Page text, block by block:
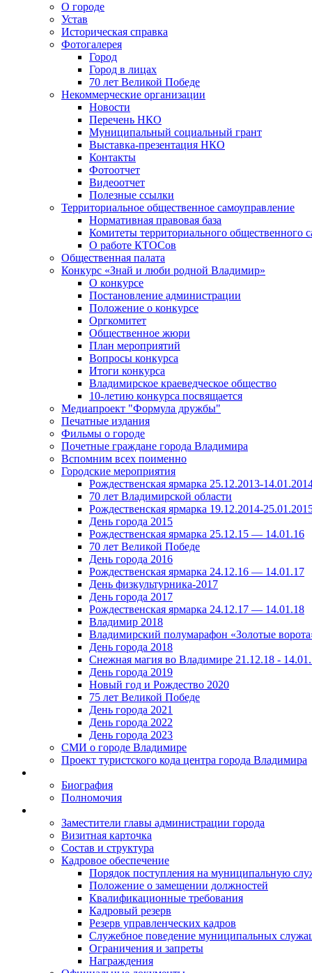
О городе
Устав
Историческая справка
Фотогалерея
Город
Город в лицах
70 лет Великой Победе
Некоммерческие организации
Новости
Перечень НКО
Муниципальный социальный грант
Выставка-презентация НКО
Контакты
Фотоотчет
Видеоотчет
Полезные ссылки
Территориальное общественное самоуправление
Нормативная правовая база
Комитеты территориального общественного
О работе КТОСов
Общественная палата
Конкурс «Знай и люби родной Владимир»
О конкурсе
Постановление администрации
Положение о конкурсе
Оргкомитет
Общественное жюри
План мероприятий
Вопросы конкурса
Итоги конкурса
Владимирское краеведческое общество
10-летию конкурса посвящается
Медиапроект "Формула дружбы"
Печатные издания
Фильмы о городе
Почетные граждане города Владимира
Вспомним всех поименно
Городские мероприятия
Рождественская ярмарка 25.12.2013-
70 лет Владимирской области
Рождественская ярмарка 19.12.2014-
День города 2015
Рождественская ярмарка 25.12.15 — 14.01.16
70 лет Великой Победе
День города 2016
Рождественская ярмарка 24.12.16 — 14.01.17
День физкультурника-2017
День города 2017
Рождественская ярмарка 24.12.17 — 14.01.18
Владимир 2018
Владимирский полумарафон «Золотые
День города 2018
Снежная магия во Владимире 21.12.18 -
День города 2019
Новый год и Рождество 2020
75 лет Великой Победе
День города 2021
День города 2022
День города 2023
СМИ о городе Владимире
Проект туристского кода центра города Владимира
Биография
Полномочия
Заместители главы администрации города
Визитная карточка
Состав и структура
Кадровое обеспечение
Порядок поступления на муниципальную
Положение о замещении должностей
Квалификационные требования
Кадровый резерв
Резерв управленческих кадров
Служебное поведение муниципальных
Ограничения и запреты
Награждения